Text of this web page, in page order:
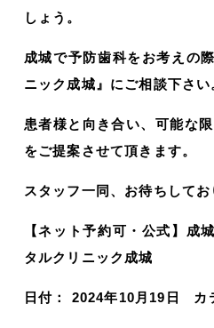
しょう。
成城で予防歯科をお考えの
ニック成城』にご相談下さい
患者様と向き合い、可能な
をご提案させて頂きます。
スタッフ一同、お待ちしてお
【ネット予約可・公式】成
タルクリニック成城
日付： 2024年10月19日 カ